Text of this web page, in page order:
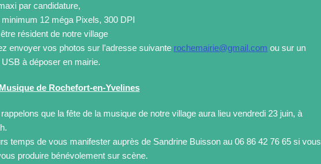
par candidature,
12 méga Pixels, 300 DPI
résident de notre village
envoyer vos photos sur l’adresse suivante rochemairie@gmail.com ou sur un
à déposer en mairie.
de Rochefort-en-Yvelines
que la fête de la musique de notre village aura lieu vendredi 23 juin, à
temps de vous manifester auprès de Sandrine Buisson au 06 86 42 76 65 si vous
produire bénévolement sur scène.